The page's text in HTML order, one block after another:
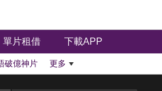
單片租借 下載APP
破億神片 更多